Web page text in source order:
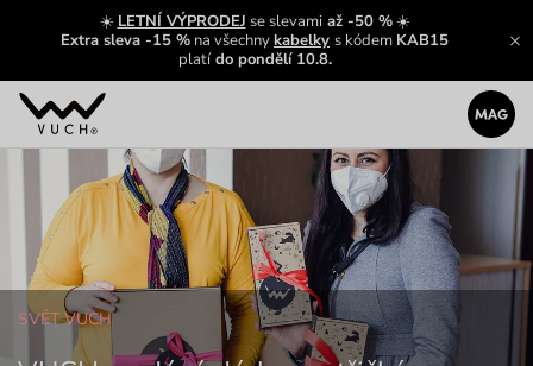
☀️ LETNÍ VÝPRODEJ se slevamiaž -50 %☀️
Extra sleva -15 % na všechnykabelky s kódem KAB15
platído pondělí 10.8.
SVĚT VUCH